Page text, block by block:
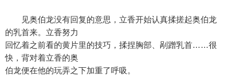
见奥伯龙没有回复的意思，立香开始认真揉搓起奥伯龙
的乳首来。立香努力
回忆着之前看的黄片里的技巧，揉捏胸部、剐蹭乳首……很
快，背对着立香的奥
伯龙便在他的玩弄之下加重了呼吸。